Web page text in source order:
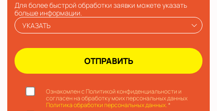
Для более быстрой обработки заявки можете указать
больше информации.
УКАЗАТЬ
Ознакомлен с Политикой конфиденциальности и
согласен на обработку моих персональных данных
Политика обработки персональных данных.*